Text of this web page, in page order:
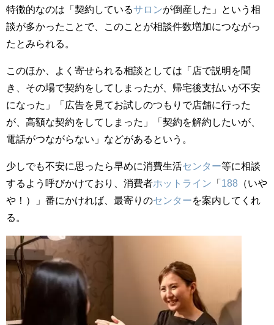
特徴的なのは「契約しているサロンが倒産した」という相
談が多かったことで、このことが相談件数増加につながっ
たとみられる。
このほか、よく寄せられる相談としては「店で説明を聞
き、その場で契約をしてしまったが、帰宅後支払いが不安
になった」「広告を見てお試しのつもりで店舗に行った
が、高額な契約をしてしまった」「契約を解約したいが、
電話がつながらない」などがあるという。
少しでも不安に思ったら早めに消費生活センター等に相談
するよう呼びかけており、消費者ホットライン 「 188 （いや
や！）」番にかければ、最寄りのセンターを案内してくれ
る。